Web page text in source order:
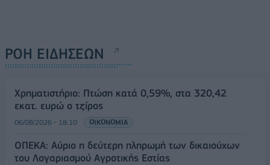
ΡΟΗ ΕΙΔΗΣΕΩΝ
Χρηματιστήριο: Πτώση κατά 0,59%, στα 320,42
εκατ. ευρώ ο τζίρος
06/08/2026 - 18:10 ΟΙΚΟΝΟΜΙΑ
ΟΠΕΚΑ: Αύριο η δεύτερη πληρωμή των δικαιούχων
του Λογαριασμού Αγροτικής Εστίας